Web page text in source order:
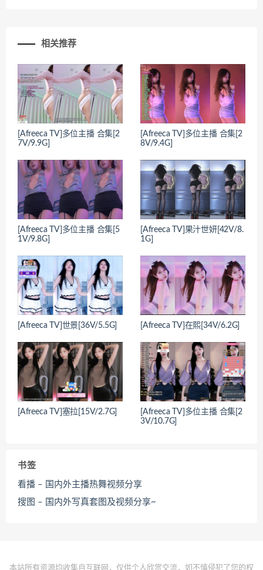
相关推荐
[Afreeca TV]多位主播 合集[2
7V/9.9G]
[Afreeca TV]多位主播 合集[2
8V/9.4G]
[Afreeca TV]多位主播 合集[5
1V/9.8G]
[Afreeca TV]果汁世妍[42V/8.
1G]
[Afreeca TV]世景[36V/5.5G] [Afreeca TV]在熙[34V/6.2G]
[Afreeca TV]塞拉[15V/2.7G]
[Afreeca TV]多位主播 合集[2
3V/10.7G]
书签
看播 – 国内外主播热舞视频分享
搜图 – 国内外写真套图及视频分享~
本站所有资源均收集自互联网，仅供个人欣赏交流，如不慎侵犯了您的权